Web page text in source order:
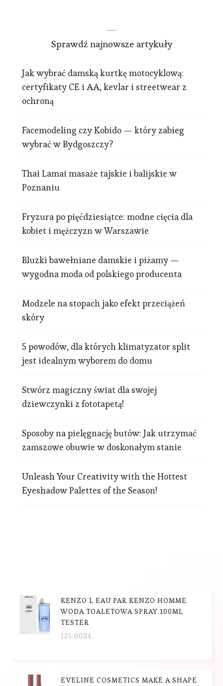
Sprawdź najnowsze artykuły
Jak wybrać damską kurtkę motocyklową:
certyfikaty CE i AA, kevlar i streetwear z
ochroną
Facemodeling czy Kobido — który zabieg
wybrać w Bydgoszczy?
Thai Lamai masaże tajskie i balijskie w
Poznaniu
Fryzura po pięćdziesiątce: modne cięcia dla
kobiet i mężczyzn w Warszawie
Bluzki bawełniane damskie i piżamy —
wygodna moda od polskiego producenta
Modzele na stopach jako efekt przeciążeń
skóry
5 powodów, dla których klimatyzator split
jest idealnym wyborem do domu
Stwórz magiczny świat dla swojej
dziewczynki z fototapetą!
Sposoby na pielęgnację butów: Jak utrzymać
zamszowe obuwie w doskonałym stanie
Unleash Your Creativity with the Hottest
Eyeshadow Palettes of the Season!
KENZO L EAU PAR KENZO HOMME
WODA TOALETOWA SPRAY 100ML
TESTER
125.00ZŁ
EVELINE COSMETICS MAKE A SHAPE